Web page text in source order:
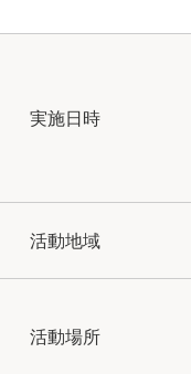
実施日時
活動地域
活動場所